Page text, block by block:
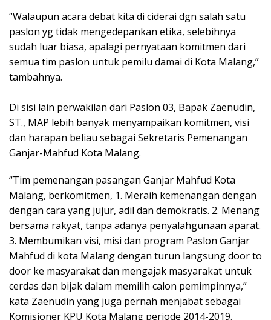
“Walaupun acara debat kita di ciderai dgn salah satu
paslon yg tidak mengedepankan etika, selebihnya
sudah luar biasa, apalagi pernyataan komitmen dari
semua tim paslon untuk pemilu damai di Kota Malang,”
tambahnya.
Di sisi lain perwakilan dari Paslon 03, Bapak Zaenudin,
ST., MAP lebih banyak menyampaikan komitmen, visi
dan harapan beliau sebagai Sekretaris Pemenangan
Ganjar-Mahfud Kota Malang.
“Tim pemenangan pasangan Ganjar Mahfud Kota
Malang, berkomitmen, 1. Meraih kemenangan dengan
dengan cara yang jujur, adil dan demokratis. 2. Menang
bersama rakyat, tanpa adanya penyalahgunaan aparat.
3. Membumikan visi, misi dan program Paslon Ganjar
Mahfud di kota Malang dengan turun langsung door to
door ke masyarakat dan mengajak masyarakat untuk
cerdas dan bijak dalam memilih calon pemimpinnya,”
kata Zaenudin yang juga pernah menjabat sebagai
Komisioner KPU Kota Malang periode 2014-2019.